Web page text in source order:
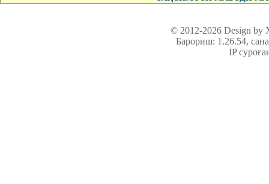
© 2012-2026 Design
Барориш: 1.26.54,
IP